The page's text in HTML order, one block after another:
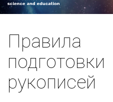
Правила
подготовки
рукописей